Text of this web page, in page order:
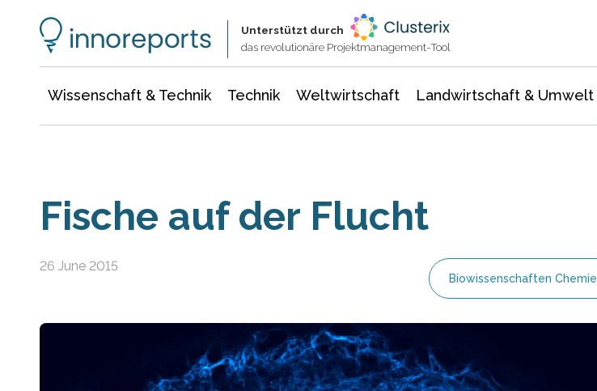
Unterstützt durch
das revolutionäre Projektmanagement-Tool
Wissenschaft & Technik Technik Weltwirtschaft Landwirtschaft & Umwelt
Fische auf der Flucht
26 June 2015
Biowissenschaften Chemie